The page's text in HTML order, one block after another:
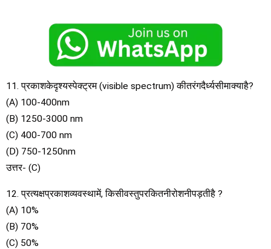
11. प्रकाशकेदृश्यस्पेक्ट्रम (visible spectrum) कीतरंगदैर्ध्यसीमाक्याहै?
(A) 100-400nm
(B) 1250-3000 nm
(C) 400-700 nm
(D) 750-1250nm
उत्तर- (C)
12. प्रत्यक्षप्रकाशव्यवस्थामें, किसीवस्तुपरकितनीरोशनीपड़तीहै ?
(A) 10%
(B) 70%
(C) 50%